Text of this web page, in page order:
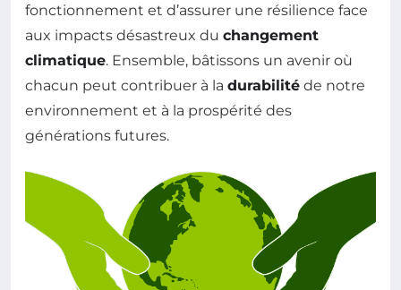
fonctionnement et d’assurer une résilience face
aux impacts désastreux du changement
climatique. Ensemble, bâtissons un avenir où
chacun peut contribuer à la durabilité de notre
environnement et à la prospérité des
générations futures.